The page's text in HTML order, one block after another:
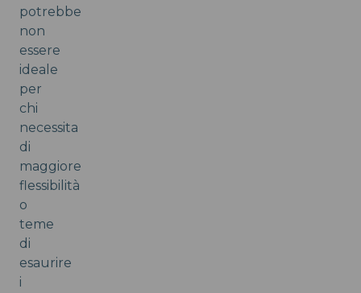
potrebbe
non
essere
ideale
per
chi
necessita
di
maggiore
flessibilità
o
teme
di
esaurire
i